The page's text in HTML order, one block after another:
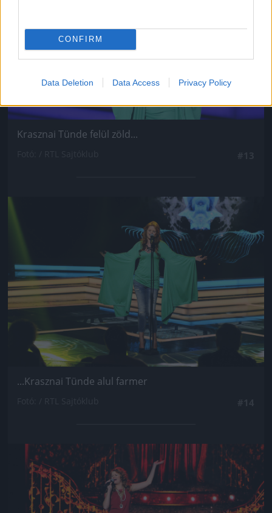
CONFIRM
Data Deletion Data Access Privacy Policy
Krasznai Tünde felül zöld...
Jön még kép!
...Krasznai Tünde alul farmer
Jön még kép!